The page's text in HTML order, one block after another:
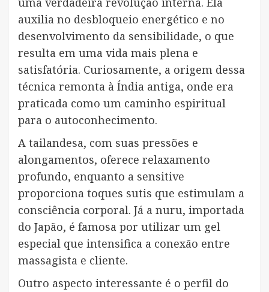
auxilia no desbloqueio energético e no
desenvolvimento da sensibilidade, o que
resulta em uma vida mais plena e
satisfatória. Curiosamente, a origem dessa
técnica remonta à Índia antiga, onde era
praticada como um caminho espiritual
para o autoconhecimento.
A tailandesa, com suas pressões e
alongamentos, oferece relaxamento
profundo, enquanto a sensitive
proporciona toques sutis que estimulam a
consciência corporal. Já a nuru, importada
do Japão, é famosa por utilizar um gel
especial que intensifica a conexão entre
massagista e cliente.
Outro aspecto interessante é o perfil do